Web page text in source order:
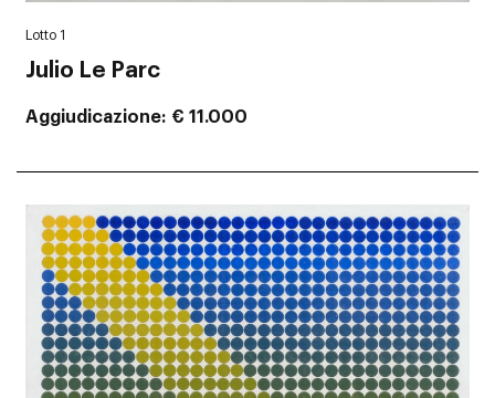
Lotto 1
Julio Le Parc
Aggiudicazione € 11.000